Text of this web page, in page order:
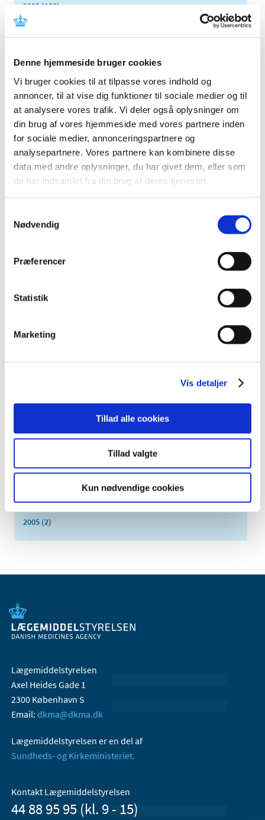
Denne hjemmeside bruger cookies
Vi bruger cookies til at tilpasse vores indhold og
annoncer, til at vise dig funktioner til sociale medier og til
at analysere vores trafik. Vi deler også oplysninger om
din brug af vores hjemmeside med vores partnere inden
for sociale medier, annonceringspartnere og
analysepartnere. Vores partnere kan kombinere disse
data med andre oplysninger, du har givet dem, eller som
de har indsamlet fra din brug af deres tjenester.
Nødvendig
Præferencer
Statistik
Marketing
Vis detaljer
Tillad alle cookies
Tillad valgte
Kun nødvendige cookies
2025 (158)
2024 (224)
2023 (195)
2020 (263)
2019 (159)
2018 (150)
2017 (167)
2016 (167)
2015 (33)
november (3)
august (4)
juni (8)
marts (3)
2012 (44)
2010 (7)
2008 (8)
2006 (9)
2005 (2)
Lægemiddelstyrelsen
Axel Heides Gade 1
2300 København S
Email: dkma@dkma.dk
Lægemiddelstyrelsen er en del af
Sundheds- og Kirkeministeriet.
Kontakt Lægemiddelstyrelsen
44 88 95 95 (kl. 9 - 15)